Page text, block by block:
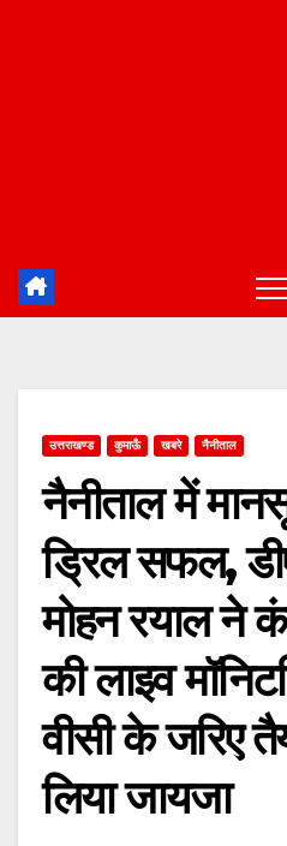
उत्तराखण्ड कुमाऊँ खबरे नैनीताल
नैनीताल में
ड्रिल सफल,
मोहन रयाल ने
की लाइव
वीसी के जरिए
लिया जायजा